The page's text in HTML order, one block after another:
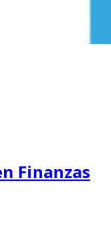
Finanzas